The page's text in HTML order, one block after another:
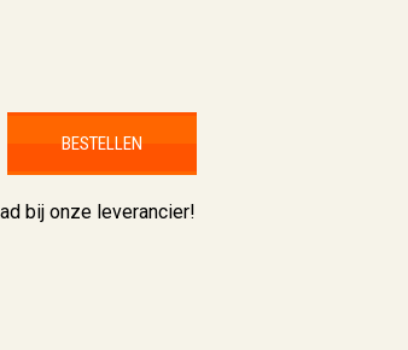
BESTELLEN
bij onze leverancier!